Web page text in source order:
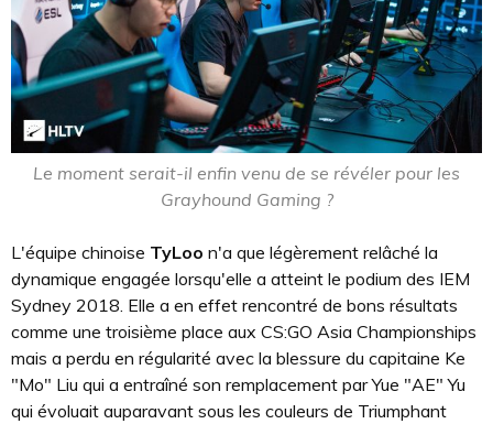
Le moment serait-il enfin venu de se révéler pour les
Grayhound Gaming ?
L'équipe chinoise TyLoo n'a que légèrement relâché la
dynamique engagée lorsqu'elle a atteint le podium des IEM
Sydney 2018. Elle a en effet rencontré de bons résultats
comme une troisième place aux CS:GO Asia Championships
mais a perdu en régularité avec la blessure du capitaine Ke
"Mo" Liu qui a entraîné son remplacement par Yue "AE" Yu
qui évoluait auparavant sous les couleurs de Triumphant